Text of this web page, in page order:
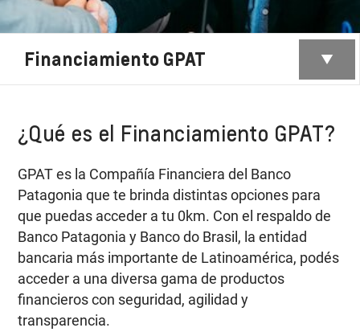
Financiamiento GPAT
¿Qué es el Financiamiento GPAT?
GPAT es la Compañía Financiera del Banco
Patagonia que te brinda distintas opciones para
que puedas acceder a tu 0km. Con el respaldo de
Banco Patagonia y Banco do Brasil, la entidad
bancaria más importante de Latinoamérica, podés
acceder a una diversa gama de productos
financieros con seguridad, agilidad y
transparencia.